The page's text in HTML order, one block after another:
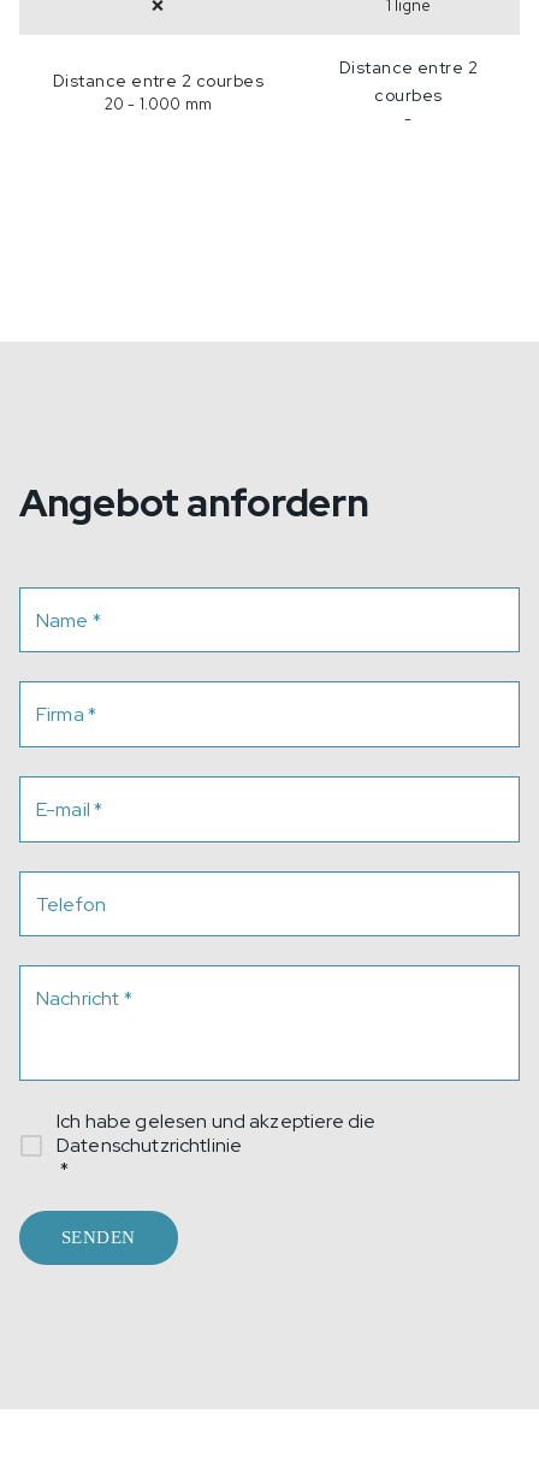
❌ 1 ligne
Distance entre 2 courbes
20 - 1.000 mm
Distance entre 2
courbes
-
Angebot anfordern
Name *
Firma*
E-mail*
Telefon
Nachricht*
Ich habe gelesen und akzeptiere die
Datenschutzrichtlinie
*
SENDEN